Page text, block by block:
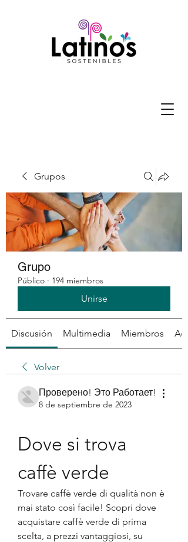
Grupos
Grupo
Público · 194 miembros
Unirse
Discusión Multimedia Miembros
Volver
Проверено! Это Работает!
8 de septiembre de 2023
Dove si trova
caffè verde
Trovare caffè verde di qualità non è
mai stato così facile! Scopri dove
acquistare caffè verde di prima
scelta, a prezzi vantaggiosi, su